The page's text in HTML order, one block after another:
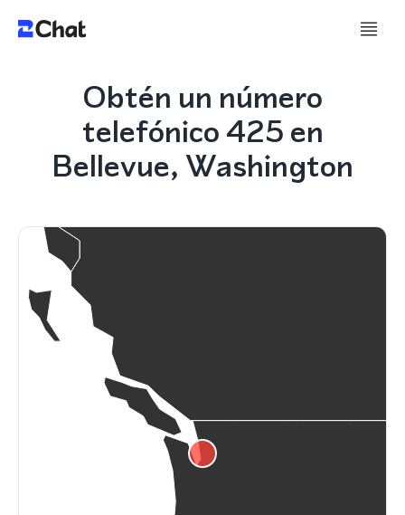
Obtén un número
telefónico 425 en
Bellevue, Washington